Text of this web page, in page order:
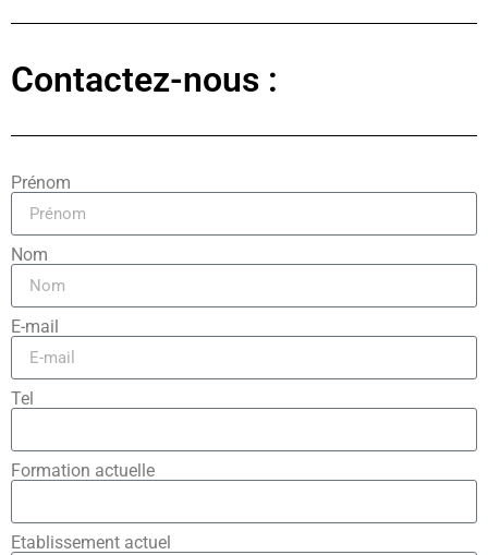
Contactez-nous :
Prénom
Nom
E-mail
Tel
Formation actuelle
Etablissement actuel